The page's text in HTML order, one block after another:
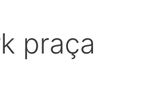
praça